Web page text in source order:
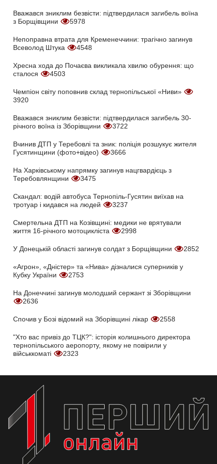
Вважався зниклим безвісти: підтвердилася загибель воїна
з Борщівщини
5978
Непоправна втрата для Кременеччини: трагічно загинув
Всеволод Штука
4548
Хресна хода до Почаєва викликала хвилю обурення: що
сталося
4503
Чемпіон світу поповнив склад тернопільської «Ниви»
3920
Вважався зниклим безвісти: підтвердилася загибель 30-
річного воїна із Зборівщини
3722
Вчинив ДТП у Теребовлі та зник: поліція розшукує жителя
Гусятинщини (фото+відео)
3666
На Харківському напрямку загинув нацгвардієць з
Теребовлянщини
3475
Скандал: водій автобуса Тернопіль-Гусятин виїхав на
тротуар і кидався на людей
3237
Смертельна ДТП на Козівщині: медики не врятували
життя 16-річного мотоцикліста
2998
У Донецькій області загинув солдат з Борщівщини 2852
«Агрон», «Дністер» та «Нива» дізналися суперників у
Кубку України
2753
На Донеччині загинув молодший сержант зі Зборівщини
2636
Спочив у Бозі відомий на Зборівщині лікар 2558
"Хто вас привіз до ТЦК?": історія колишнього директора
тернопільського аеропорту, якому не повірили у
військкоматі
2323